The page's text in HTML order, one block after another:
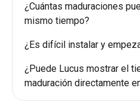
¿Cuántas maduraciones
mismo tiempo?
¿Es difícil instalar y
¿Puede Lucus mostrar el
maduración directamente